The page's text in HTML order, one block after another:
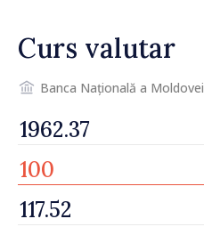
Curs valutar
Banca Națională a Moldovei